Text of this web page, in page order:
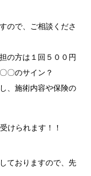
ので、ご相談くださ
の方は１回５００円
〇のサイン？
、施術内容や保険の
けられます！！
ておりますので、先